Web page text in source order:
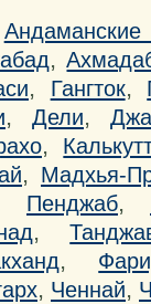
,
, Гангток,
, Дели,
,
, Мадхья-
Пенджаб,
,
,
, Ченнай,